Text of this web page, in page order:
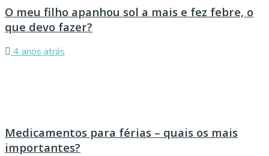
O meu filho apanhou sol a mais e fez febre, o
que devo fazer?
4 anos atrás
Medicamentos para férias – quais os mais
importantes?